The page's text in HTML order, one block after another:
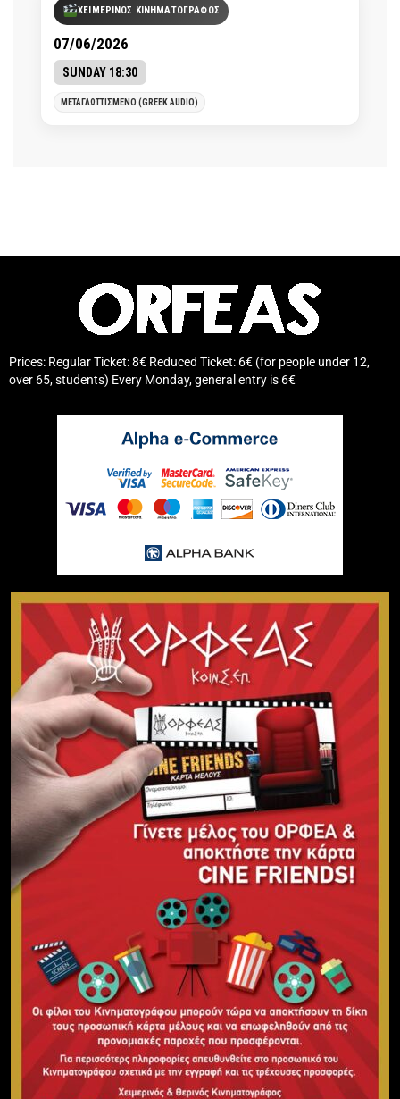
ΧΕΙΜΕΡΙΝΟΣ ΚΙΝΗΜΑΤΟΓΡΑΦΟΣ
07/06/2026
SUNDAY 18:30
ΜΕΤΑΓΛΩΤΤΙΣΜΕΝΟ (GREEK AUDIO)
Prices: Regular Ticket: 8€ Reduced Ticket: 6€ (for people under 12,
over 65, students) Every Monday, general entry is 6€